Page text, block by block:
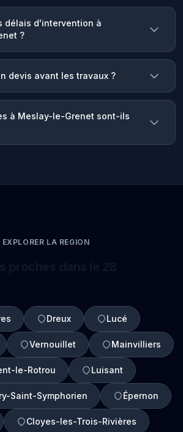
délais d'intervention à
?
devis avant les travaux ?
à Meslay-le-Grenet sont-ils
EXPLORER LA REGION
Dreux Lucé
Vernouillet Mainvilliers
le-Rotrou Luisant
Saint-Symphorien Épernon
Cloyes-les-Trois-Rivières